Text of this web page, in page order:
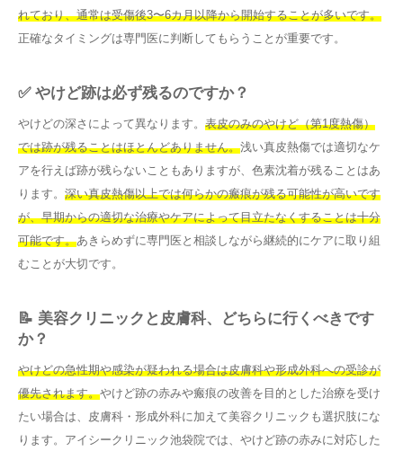
れており、通常は受傷後3〜6カ月以降から開始することが多いです。
正確なタイミングは専門医に判断してもらうことが重要です。
✅ やけど跡は必ず残るのですか？
やけどの深さによって異なります。 表皮のみのやけど（第1度熱傷）
では跡が残ることはほとんどありません。浅い真皮熱傷では適切なケ
アを行えば跡が残らないこともありますが、色素沈着が残ることはあ
ります。 深い真皮熱傷以上では何らかの瘢痕が残る可能性が高いです
が、早期からの適切な治療やケアによって目立たなくすることは十分
可能です。あきらめずに専門医と相談しながら継続的にケアに取り組
むことが大切です。
📝 美容クリニックと皮膚科、どちらに行くべきです
か？
やけどの急性期や感染が疑われる場合は皮膚科や形成外科への受診が
優先されます。やけど跡の赤みや瘢痕の改善を目的とした治療を受け
たい場合は、皮膚科・形成外科に加えて美容クリニックも選択肢にな
ります。アイシークリニック池袋院では、やけど跡の赤みに対応した